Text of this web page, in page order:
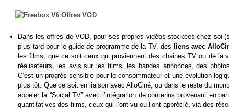
Dans les offres de VOD, pour ses propres vidéos stockées chez soi
plus tard pour le guide de programme de la TV, des
liens avec
les films, que ce soit ceux qui proviennent des chaines TV ou de
réalisateurs, les avis sur les films, les bandes annonces, des
C’est un progrès sensible pour le consommateur et une évolution
plus tôt. Que ce soit en liaison avec AlloCiné, ou dans le reste du
appeler la “Social TV” avec l’intégration de contenus provenant en
quantitatives des films, ceux qui l’ont vu ou l’ont apprécié, via des